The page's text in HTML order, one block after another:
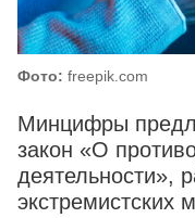
Фото: freepik.com
Минцифры
закон «О
деятельности»,
экстремистских